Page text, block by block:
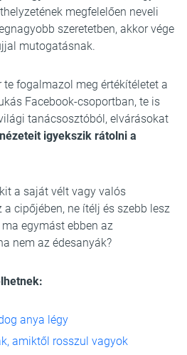
megfelelően neveli
szeretetben, akkor vége
mutogatásnak.
te fogalmazol meg értékítéletet a
Facebook-csoportban, te is
tanácsosztóból, elvárásokat
igyekszik rátolni a
a saját vélt vagy valós
cipőjében, ne ítélj és szebb lesz
egymást ebben az
nem az édesanyák?
anya légy
amiktől rosszul vagyok